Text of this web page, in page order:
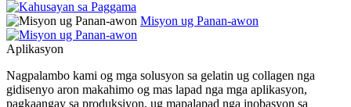
Misyon ug Panan-awon
Aplikasyon
Nagpalambo kami og mga solusyon sa gelatin ug collagen nga
gidisenyo aron makahimo og mas lapad nga mga aplikasyon,
pagkaangay sa produksiyon, ug mapalapad nga inobasyon sa